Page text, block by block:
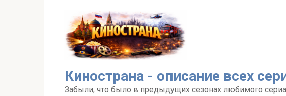
Кинострана - описание всех
Забыли, что было в предыдущих сезонах любимого